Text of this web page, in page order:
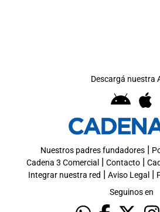
Descargá nuestra
Nuestros padres fundadores|
Cadena 3 Comercial | Contacto|
Integrar nuestra red | Aviso Legal |
Seguinos en